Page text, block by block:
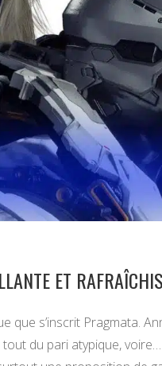
ET
que s’inscrit Pragmata.
du pari atypique,